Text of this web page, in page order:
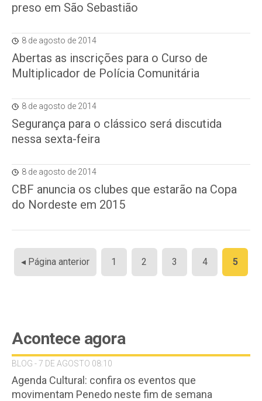
preso em São Sebastião
8 de agosto de 2014
Abertas as inscrições para o Curso de
Multiplicador de Polícia Comunitária
8 de agosto de 2014
Segurança para o clássico será discutida
nessa sexta-feira
8 de agosto de 2014
CBF anuncia os clubes que estarão na Copa
do Nordeste em 2015
Paginação
de
◂ Página anterior 1 2 3 4 5
Acontece agora
BLOG - 7 DE AGOSTO 08:10
Agenda Cultural: confira os eventos que
movimentam Penedo neste fim de semana